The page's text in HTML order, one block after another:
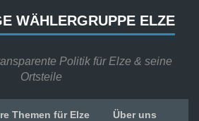
WÄHLERGRUPPE ELZE
Politik für Elze & seine
Ortsteile
Themen für Elze Über uns